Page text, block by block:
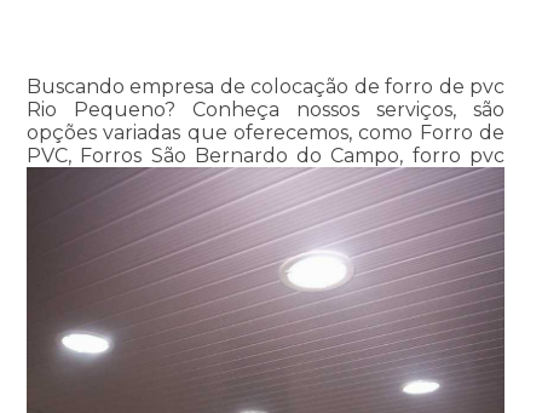
Buscando empresa de colocação de forro de pvc
Rio Pequeno? Conheça nossos serviços, são
opções variadas que oferecemos, como Forro de
PVC, Forros São Bernardo do Campo, forro pvc